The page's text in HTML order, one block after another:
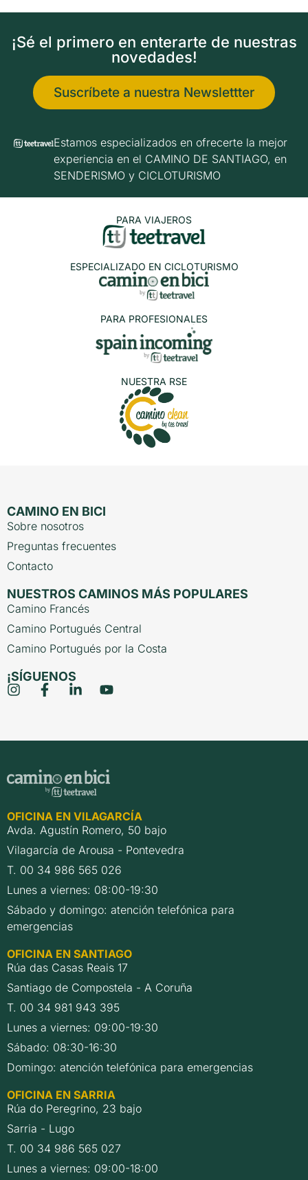
¡Sé el primero en enterarte de nuestras
novedades!
Suscríbete a nuestra Newslettter
Estamos especializados en ofrecerte la mejor
experiencia en el CAMINO DE SANTIAGO, en
SENDERISMO y CICLOTURISMO
PARA VIAJEROS
ESPECIALIZADO EN CICLOTURISMO
PARA PROFESIONALES
NUESTRA RSE
CAMINO EN BICI
Sobre nosotros
Preguntas frecuentes
Contacto
NUESTROS CAMINOS MÁS POPULARES
Camino Francés
Camino Portugués Central
Camino Portugués por la Costa
¡SÍGUENOS
OFICINA EN VILAGARCÍA
Avda. Agustín Romero, 50 bajo
Vilagarcía de Arousa - Pontevedra
T. 00 34 986 565 026
Lunes a viernes: 08:00-19:30
Sábado y domingo: atención telefónica para
emergencias
OFICINA EN SANTIAGO
Rúa das Casas Reais 17
Santiago de Compostela - A Coruña
T. 00 34 981 943 395
Lunes a viernes: 09:00-19:30
Sábado: 08:30-16:30
Domingo: atención telefónica para emergencias
OFICINA EN SARRIA
Rúa do Peregrino, 23 bajo
Sarria - Lugo
T. 00 34 986 565 027
Lunes a viernes: 09:00-18:00